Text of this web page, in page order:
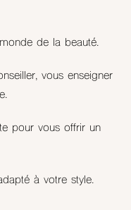
de la beauté.
vous enseigner
pour vous offrir un
à votre style.